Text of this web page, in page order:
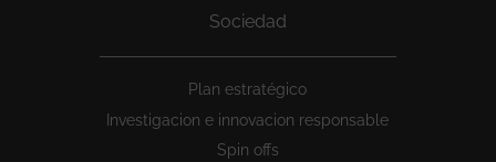
Sociedad
Plan estratégico
Investigacion e innovacion responsable
Spin offs